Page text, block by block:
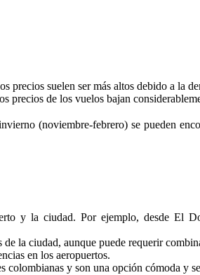
precios suelen ser más altos debido a la
precios de los vuelos bajan
(noviembre-febrero) se pueden
y la ciudad. Por ejemplo, desde El
la ciudad, aunque puede requerir
en los aeropuertos.
colombianas y son una opción cómoda y